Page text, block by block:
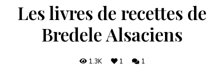
Les livres de recettes de
Bredele Alsaciens
1.3K 1 1